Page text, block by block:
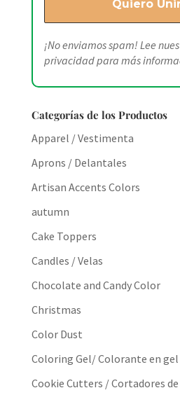
¡No enviamos spam! Lee
privacidadpara más
Categorías de los Productos
Apparel / Vestimenta
Aprons / Delantales
Artisan Accents Colors
autumn
Cake Toppers
Candles / Velas
Chocolate and Candy Color
Christmas
Color Dust
Coloring Gel/ Colorante en gel
Cookie Cutters / Cortadores